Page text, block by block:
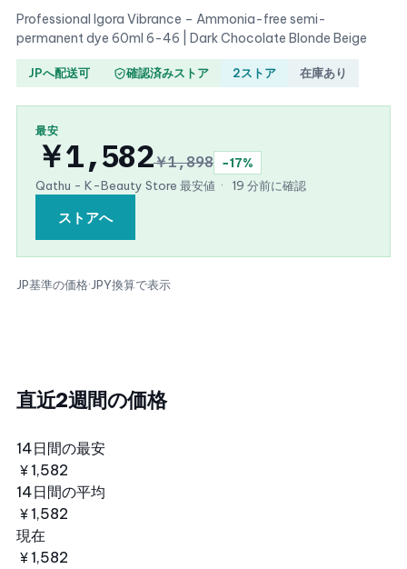
Professional Igora Vibrance – Ammonia-free semi-
permanent dye 60ml 6-46 | Dark Chocolate Blonde Beige
JPへ配送可 確認済みストア 2ストア 在庫あり
最安
￥1,582￥1,898
−17%
Qathu - K-Beauty Store 最安値 · 19 分前に確認
ストアへ
JP基準の価格·JPY換算で表示
直近2週間の価格
14日間の最安
￥1,582
14日間の平均
￥1,582
現在
￥1,582